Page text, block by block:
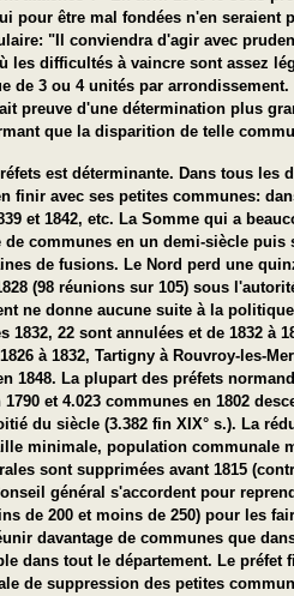
pour être mal fondées n'en seraient
"Il conviendra d'agir avec
les difficultés à vaincre sont assez
de 3 ou 4 unités par arrondissement.
preuve d'une détermination plus
que la disparition de telle
est déterminante. Dans tous
finir avec ses petites communes:
et 1842, etc. La Somme qui a
communes en un demi-siècle
de fusions. Le Nord perd une
(98 réunions sur 105) sous
ne donne aucune suite à la
1832, 22 sont annulées et de 1832 à
à 1832, Tartigny à Rouvroy-les-
1848. La plupart des préfets
et 4.023 communes en 1802
du siècle (3.382 fin XIX° s.). La
minimale, population communale
sont supprimées avant 1815
général s'accordent pour
de 200 et moins de 250) pour les
davantage de communes que
dans tout le département. Le
de suppression des petites